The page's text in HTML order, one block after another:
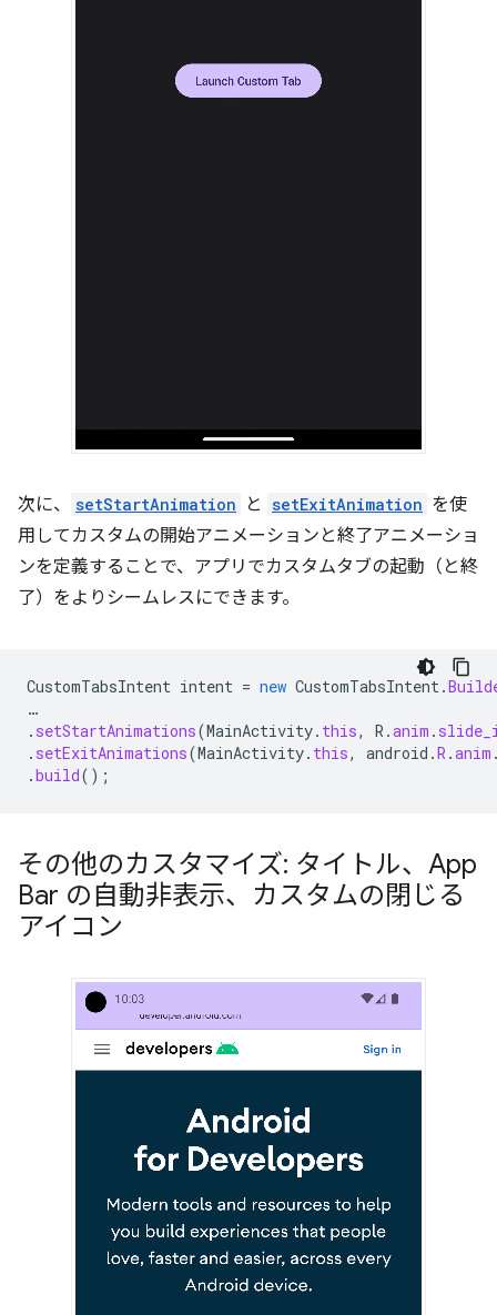
次に、 setStartAnimation と setExitAnimation を使
用してカスタムの開始アニメーションと終了アニメーショ
ンを定義することで、アプリでカスタムタブの起動（と終
了）をよりシームレスにできます。
CustomTabsIntent intent = new CustomTabsIntent.
…
. setStartAnimations(MainActivity. this, R .anim .
. setExitAnimations(MainActivity. this, android .R .anim
.build();
その他のカスタマイズ: タイトル、App
Bar の自動非表示、カスタムの閉じる
アイコン